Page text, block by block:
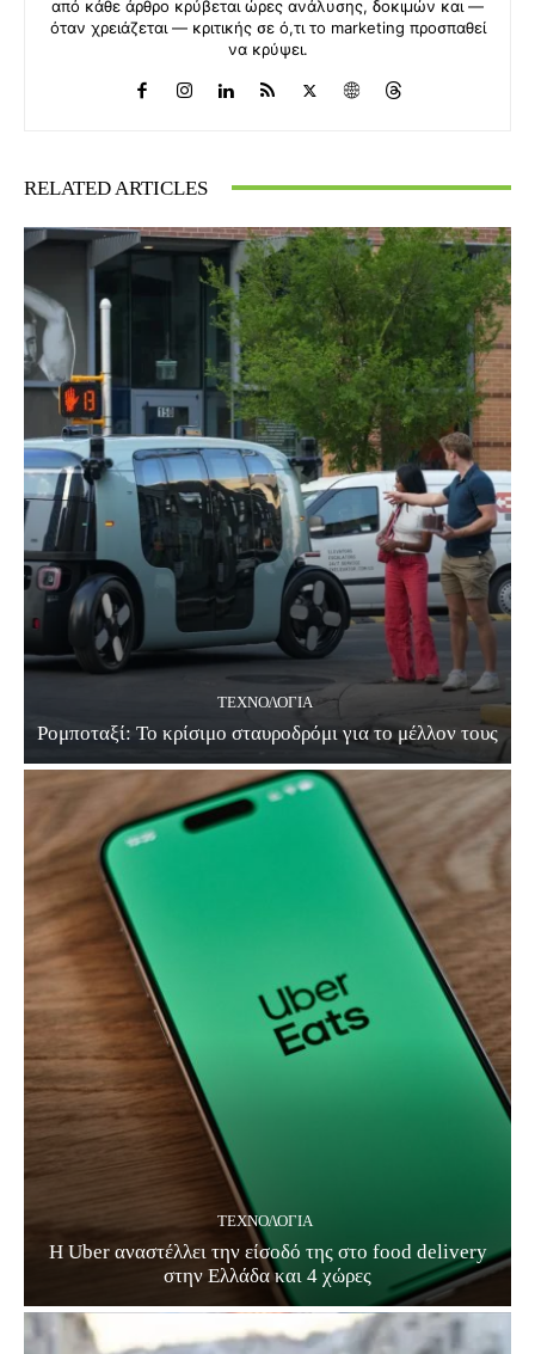
από κάθε άρθρο κρύβεται ώρες ανάλυσης, δοκιμών και —
όταν χρειάζεται — κριτικής σε ό,τι το marketing προσπαθεί
να κρύψει.
RELATED ARTICLES
ΤΕΧΝΟΛΟΓΊΑ
Ρομποταξί: Το κρίσιμο σταυροδρόμι για το μέλλον τους
ΤΕΧΝΟΛΟΓΊΑ
Η Uber αναστέλλει την είσοδό της στο food delivery
στην Ελλάδα και 4 χώρες